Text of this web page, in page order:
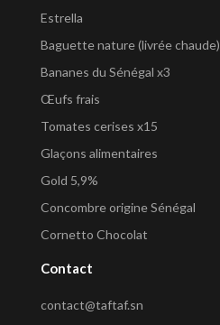
Estrella
Baguette nature (livrée chaude)
Bananes du Sénégal x3
Œufs frais
Tomates cerises x15
Glaçons alimentaires
Gold 5,9%
Concombre origine Sénégal
Cornetto Chocolat
Contact
contact@taftaf.sn